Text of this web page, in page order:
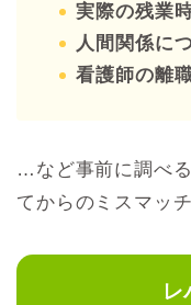
実際の残業
人間関係に
看護師の離
…など事前に調べ
てからのミスマッ
レ